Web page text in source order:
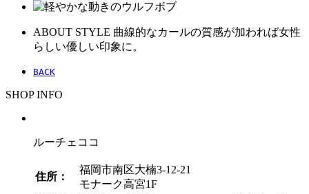
ABOUT STYLE 曲線的なカールの質感が加われば女性
らしい優しい印象に。
BACK
SHOP INFO
ルーチェココ
住所：
福岡市南区大楠3-12-21
モナーク高宮1F